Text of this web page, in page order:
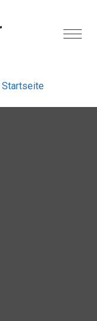
Startseite